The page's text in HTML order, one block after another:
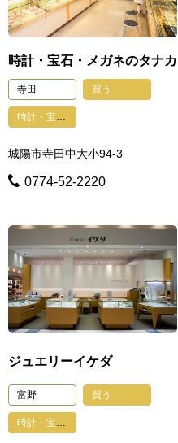
時計・宝石・メガネのタナカ
寺田 買う
城陽市寺田中大小94-3
0774-52-2220
ジュエリーイケダ
富野 買う
時計・宝石・貴金属・眼鏡・印鑑・鍵・写真